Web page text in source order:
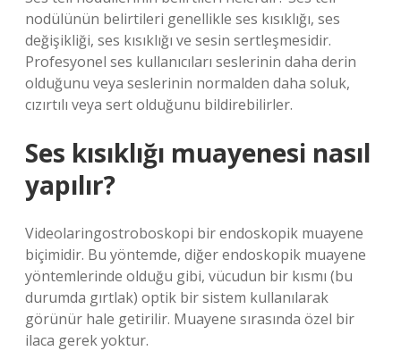
nodülünün belirtileri genellikle ses kısıklığı, ses
değişikliği, ses kısıklığı ve sesin sertleşmesidir.
Profesyonel ses kullanıcıları seslerinin daha derin
olduğunu veya seslerinin normalden daha soluk,
cızırtılı veya sert olduğunu bildirebilirler.
Ses kısıklığı muayenesi nasıl
yapılır?
Videolaringostroboskopi bir endoskopik muayene
biçimidir. Bu yöntemde, diğer endoskopik muayene
yöntemlerinde olduğu gibi, vücudun bir kısmı (bu
durumda gırtlak) optik bir sistem kullanılarak
görünür hale getirilir. Muayene sırasında özel bir
ilaca gerek yoktur.